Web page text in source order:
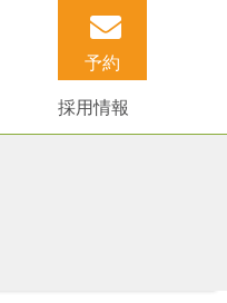
予約
採用情報